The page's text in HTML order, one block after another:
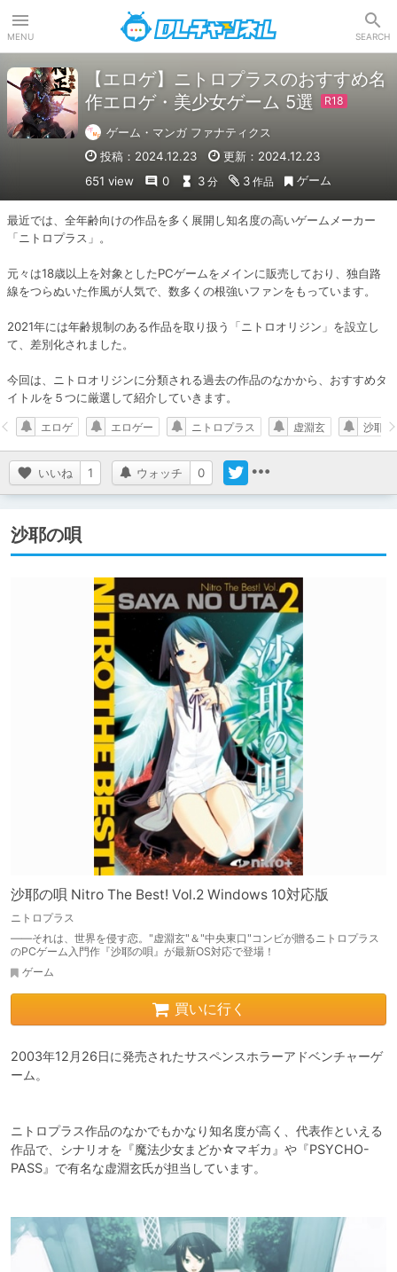
MENU SEARCH
【エロゲ】ニトロプラスのおすすめ名
作エロゲ・美少女ゲーム 5選
ゲーム・マンガ ファナティクス
投稿：2024.12.23
更新：2024.12.23
651 view
0 3 分 3 作品 ゲーム
最近では、全年齢向けの作品を多く展開し知名度の高いゲームメーカー
「ニトロプラス」。
元々は18歳以上を対象としたPCゲームをメインに販売しており、独自路
線をつらぬいた作風が人気で、数多くの根強いファンをもっています。
2021年には年齢規制のある作品を取り扱う「ニトロオリジン」を設立し
て、差別化されました。
今回は、ニトロオリジンに分類される過去の作品のなかから、おすすめタ
イトルを５つに厳選して紹介していきます。
いいね 1 ウォッチ 0
エロゲ エロゲー ニトロプラス 虚淵玄 沙耶
沙耶の唄
沙耶の唄 Nitro The Best! Vol.2 Windows 10対応版
ニトロプラス
――それは、世界を侵す恋。"虚淵玄"＆"中央東口"コンビが贈るニトロプラス
のPCゲーム入門作『沙耶の唄』が最新OS対応で登場！
ゲーム
買いに行く
2003年12月26日に発売されたサスペンスホラーアドベンチャーゲ
ーム。
ニトロプラス作品のなかでもかなり知名度が高く、代表作といえる
作品で、シナリオを『魔法少女まどか☆マギカ』や『PSYCHO-
PASS』で有名な虚淵玄氏が担当しています。